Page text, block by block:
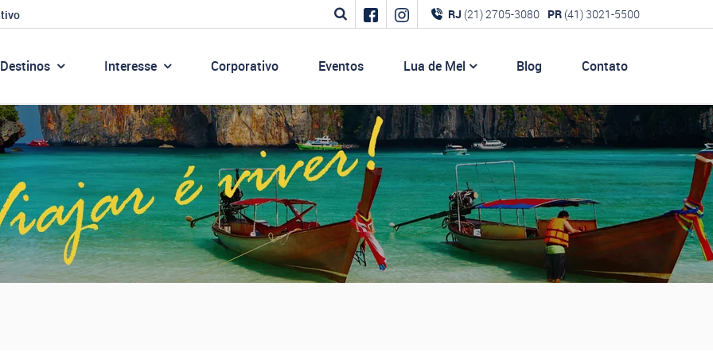
RJ (21) 2705-3080 PR (41) 3021-5500
Destinos Interesse Corporativo Eventos Lua de Mel Blog Contato